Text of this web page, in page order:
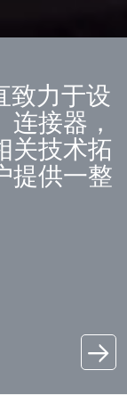
致力于设
接器，
关技术拓
提供一整
→